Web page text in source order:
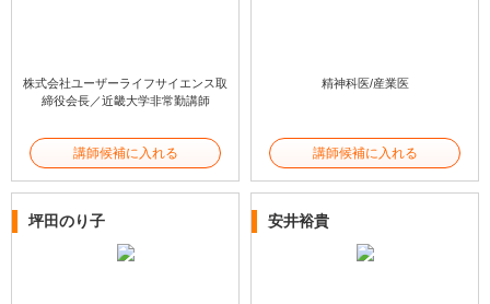
株式会社ユーザーライフサイエンス取
締役会長／近畿大学非常勤講師
講師候補に入れる
精神科医/産業医
講師候補に入れる
坪田のり子 安井裕貴